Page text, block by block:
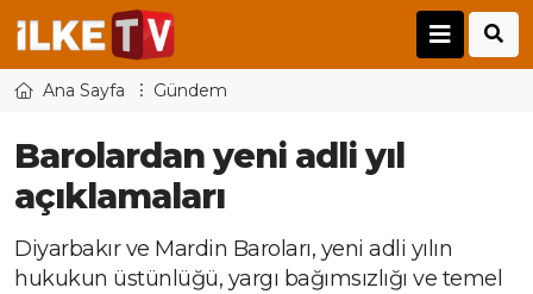
Ana Sayfa Gündem
Barolardan yeni adli yıl
açıklamaları
Diyarbakır ve Mardin Baroları, yeni adli yılın
hukukun üstünlüğü, yargı bağımsızlığı ve temel